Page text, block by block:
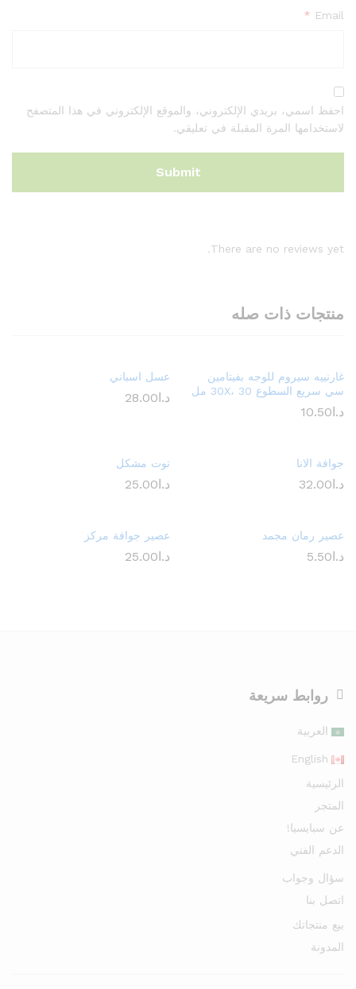
Email
*
احفظ اسمي، بريدي الإلكتروني، والموقع الإلكتروني في هذا المتصفح
لاستخدامها المرة المقبلة في تعليقي.
There are no reviews yet.
منتجات ذات صله
غارنييه سيروم للوجه بفيتامين
سي سريع السطوع 30X، 30 مل
د.ا10.50
عسل اسباني
د.ا28.00
جوافة الانا
د.ا32.00
توت مشكل
د.ا25.00
عصير رمان مجمد
د.ا5.50
عصير جوافة مركز
د.ا25.00
روابط سريعة
العربية
English
الرئيسية
المتجر
عن سبايسيا!
الدعم الفني
سؤال وجواب
اتصل بنا
بيع منتجاتك
المدونة